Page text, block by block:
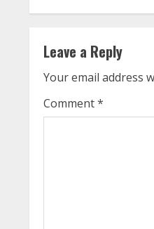
i
n
u
Leave a Reply
Your email address
Comment*